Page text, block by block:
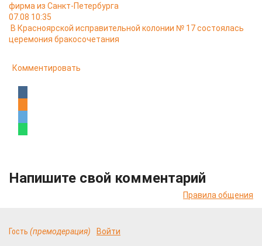
фирма из Санкт-Петербурга
07.08 10:35
В Красноярской исправительной колонии № 17 состоялась
церемония бракосочетания
Комментировать
Напишите свой комментарий
Правила общения
Гость (премодерация) Войти